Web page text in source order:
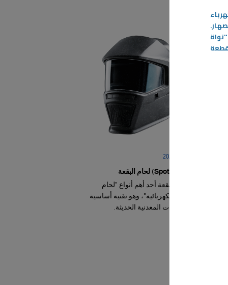
يعد لحام البقعة أحد أهم أنواع "لحام
المقاومة الكهربائية"، وهو تقنية أساسية
في الصناعات المعدنية الحديثة.
.